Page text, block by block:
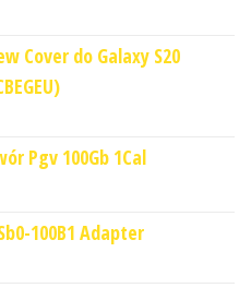
Cover do Galaxy S20
Pgv 100Gb 1Cal
100B1 Adapter